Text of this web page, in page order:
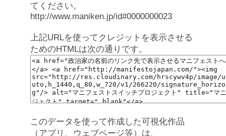
てください。
http://www.maniken.jp/id#0000000023
上記URLを使ってクレジットを表示させる
ためのHTMLは次の通りです。
このデータを使って作成した可視化作品
（アプリ、ウェブページ等）は、